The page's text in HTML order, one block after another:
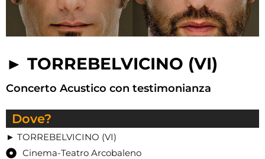
► TORREBELVICINO (VI)
Concerto Acustico con testimonianza
Dove?
► TORREBELVICINO (VI)
Cinema-Teatro Arcobaleno